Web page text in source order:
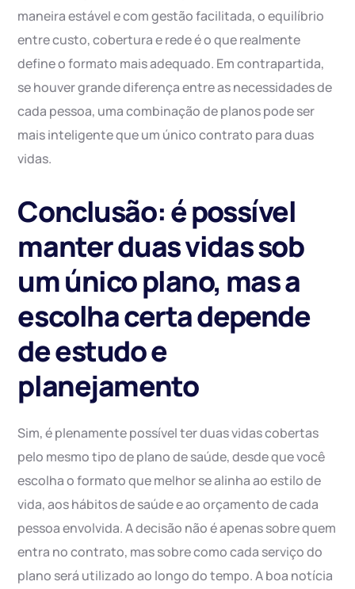
maneira estável e com gestão facilitada, o equilíbrio
entre custo, cobertura e rede é o que realmente
define o formato mais adequado. Em contrapartida,
se houver grande diferença entre as necessidades de
cada pessoa, uma combinação de planos pode ser
mais inteligente que um único contrato para duas
vidas.
Conclusão: é possível
manter duas vidas sob
um único plano, mas a
escolha certa depende
de estudo e
planejamento
Sim, é plenamente possível ter duas vidas cobertas
pelo mesmo tipo de plano de saúde, desde que você
escolha o formato que melhor se alinha ao estilo de
vida, aos hábitos de saúde e ao orçamento de cada
pessoa envolvida. A decisão não é apenas sobre quem
entra no contrato, mas sobre como cada serviço do
plano será utilizado ao longo do tempo. A boa notícia